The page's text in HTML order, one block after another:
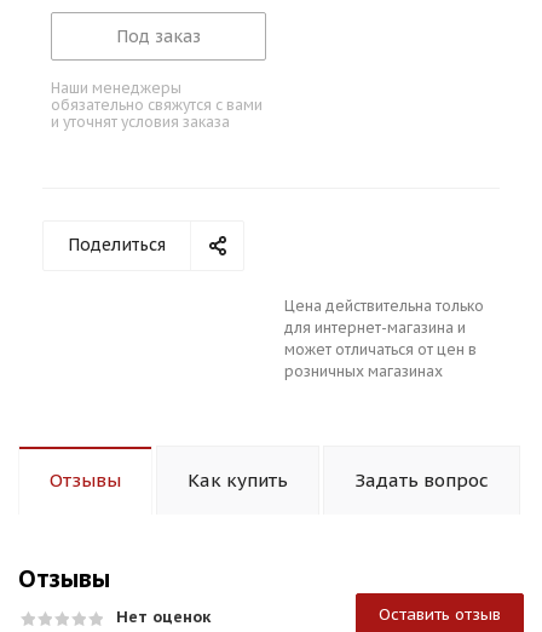
Под заказ
Наши менеджеры
обязательно свяжутся с вами
и уточнят условия заказа
Поделиться
Цена действительна только
для интернет-магазина и
может отличаться от цен в
розничных магазинах
Отзывы Как купить Задать вопрос
Отзывы
Нет оценок Оставить отзыв